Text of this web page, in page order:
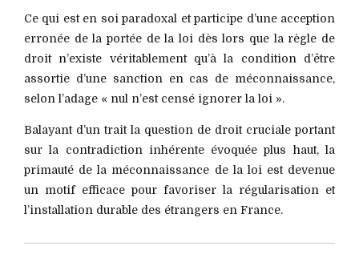
Ce qui est en soi paradoxal et participe d’une acception
erronée de la portée de la loi dès lors que la règle de
droit n’existe véritablement qu’à la condition d’être
assortie d’une sanction en cas de méconnaissance,
selon l’adage « nul n’est censé ignorer la loi ».
Balayant d’un trait la question de droit cruciale portant
sur la contradiction inhérente évoquée plus haut, la
primauté de la méconnaissance de la loi est devenue
un motif efficace pour favoriser la régularisation et
l’installation durable des étrangers en France.